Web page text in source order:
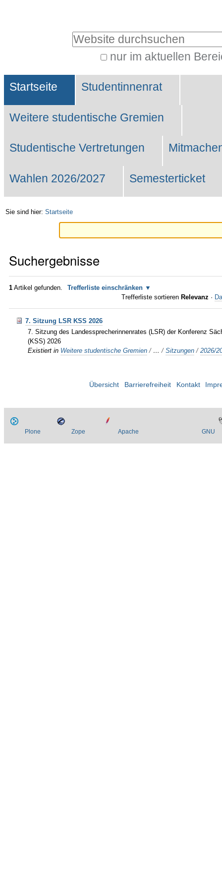
Website durchsuchen
nur im aktuellen
Suche…
Sektionen
Startseite Studentinnenrat
Weitere studentische Gremien
Studentische Vertretungen
Wahlen 2026/2027 Semesterticket
Sie sind hier: Startseite
Suchergebnisse
1 Artikel gefunden.
Trefferliste einschränken
Trefferliste sortieren Relevanz ·
7. Sitzung LSR KSS 2026
7. Sitzung des Landessprecherinnenrates (LSR) der Konferenz
(KSS) 2026
Existiert in Weitere studentische Gremien / …/Sitzungen /2026/
Übersicht Barrierefreiheit Kontakt
Plone Zope Apache GNU